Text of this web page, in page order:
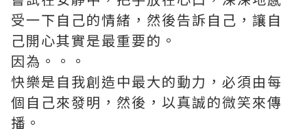
受一下自己的情緒，然後告訴自己，讓自
己開心其實是最重要的。
因為。。。
快樂是自我創造中最大的動力，必須由每
個自己來發明，然後，以真誠的微笑來傳
播。